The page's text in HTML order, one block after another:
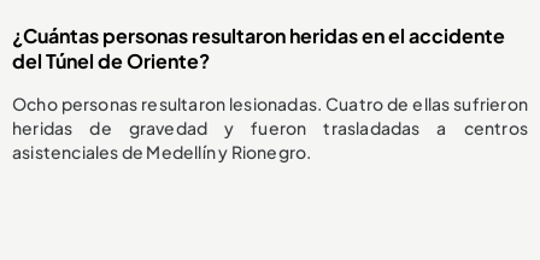
¿Cuántas personas resultaron heridas en el accidente
del Túnel de Oriente?
Ocho personas resultaron lesionadas. Cuatro de ellas sufrieron
heridas de gravedad y fueron trasladadas a centros
asistenciales de Medellín y Rionegro.